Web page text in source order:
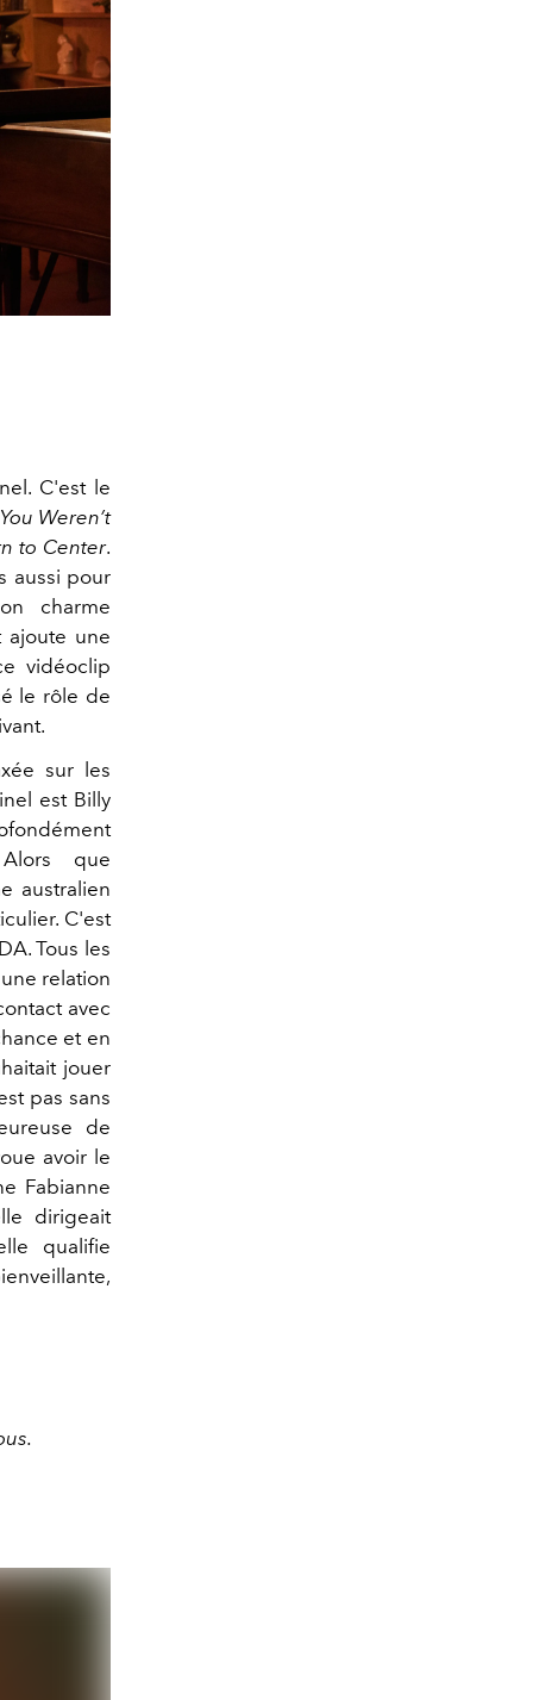
C'est le
You Weren’t
to Center.
aussi pour
charme
une
vidéoclip
le rôle de
sur les
est Billy
que
australien
C'est
Tous les
relation
avec
et en
jouer
pas sans
de
avoir le
Fabianne
dirigeait
qualifie